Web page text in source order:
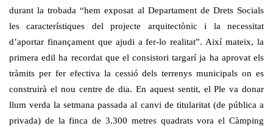
durant la trobada “hem exposat al Departament de Drets Socials
les característiques del projecte arquitectònic i la necessitat
d’aportar finançament que ajudi a fer-lo realitat”. Així mateix, la
primera edil ha recordat que el consistori targarí ja ha aprovat els
tràmits per fer efectiva la cessió dels terrenys municipals on es
construirà el nou centre de dia. En aquest sentit, el Ple va donar
llum verda la setmana passada al canvi de titularitat (de pública a
privada) de la finca de 3.300 metres quadrats vora el Càmping